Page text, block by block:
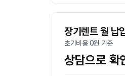
장기렌트 월 납
초기비용 0원 기준
상담으로 확